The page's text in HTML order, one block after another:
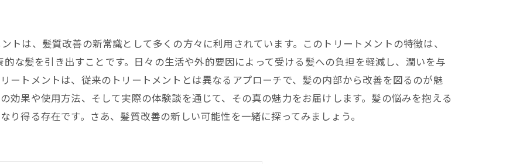
トは、髪質改善の新常識として多くの方々に利用されています。このトリートメントの特徴は、
な髪を引き出すことです。日々の生活や外的要因によって受ける髪への負担を軽減し、潤いを与
ートメントは、従来のトリートメントとは異なるアプローチで、髪の内部から改善を図るのが魅
効果や使用方法、そして実際の体験談を通じて、その真の魅力をお届けします。髪の悩みを抱える
り得る存在です。さあ、髪質改善の新しい可能性を一緒に探ってみましょう。